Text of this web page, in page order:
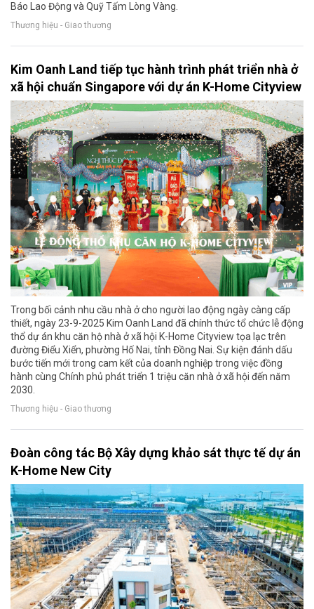
Báo Lao Động và Quỹ Tấm Lòng Vàng.
Thương hiệu - Giao thương
Kim Oanh Land tiếp tục hành trình phát triển nhà ở
xã hội chuẩn Singapore với dự án K-Home Cityview
Trong bối cảnh nhu cầu nhà ở cho người lao động ngày càng cấp
thiết, ngày 23-9-2025 Kim Oanh Land đã chính thức tổ chức lễ động
thổ dự án khu căn hộ nhà ở xã hội K-Home Cityview tọa lạc trên
đường Điểu Xiển, phường Hố Nai, tỉnh Đồng Nai. Sự kiện đánh dấu
bước tiến mới trong cam kết của doanh nghiệp trong việc đồng
hành cùng Chính phủ phát triển 1 triệu căn nhà ở xã hội đến năm
2030.
Thương hiệu - Giao thương
Đoàn công tác Bộ Xây dựng khảo sát thực tế dự án
K-Home New City